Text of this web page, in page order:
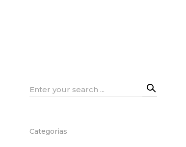
Search
Categorias